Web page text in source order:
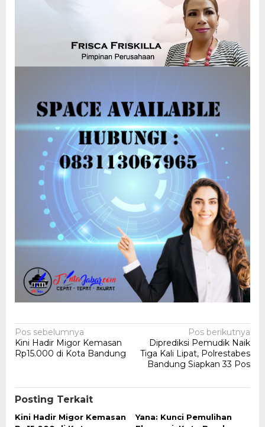
Navigasi
pos
Pos sebelumnya
Kini Hadir Migor Kemasan
Rp15.000 di Kota Bandung
Pos berikutnya
Diprediksi Pemudik Naik
Tiga Kali Lipat, Polrestabes
Bandung Siapkan 33 Pos
Posting Terkait
Kini Hadir Migor Kemasan
Yana: Kunci Pemulihan